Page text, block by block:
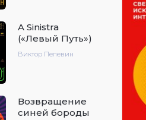
A Sinistra
(«Левый Путь»)
Виктор Пелевин
Возвращение
синей бороды